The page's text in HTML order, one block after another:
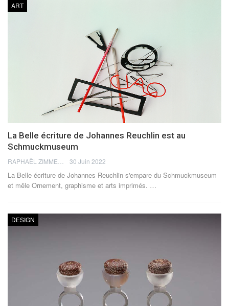
ART
La Belle écriture de Johannes Reuchlin est au
Schmuckmuseum
RAPHAËL ZIMMERMANN 30 Juin 2022
La Belle écriture de Johannes Reuchlin s'empare du Schmuckmuseum
et mêle Ornement, graphisme et arts imprimés. …
DESIGN